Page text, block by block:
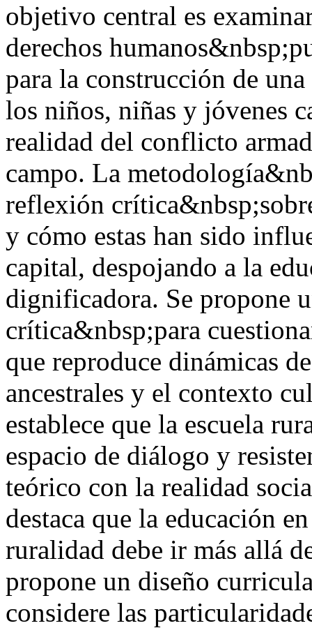
objetivo central es
derechos
para la construcción de
los niños, niñas y jóvenes
realidad del conflicto
campo. La
reflexión
y cómo estas han sido
capital, despojando a la
dignificadora. Se propone
crítica&nbsp;para
que reproduce dinámicas
ancestrales y el contexto
establece que la escuela
espacio de diálogo y
teórico con la realidad
destaca que la educación
ruralidad debe ir más allá
propone un diseño
considere las